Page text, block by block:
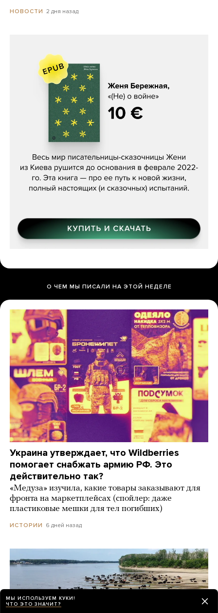
НОВОСТИ 2 дня назад
Женя Бережная, «(Не) о войне»
О ЧЕМ МЫ ПИСАЛИ НА ЭТОЙ НЕДЕЛЕ
Украина утверждает, что Wildberries
помогает снабжать армию РФ. Это
действительно так?
«Медуза» изучила, какие товары заказывают для
фронта на маркетплейсах (спойлер: даже
пластиковые мешки для тел погибших)
ИСТОРИИ 6 дней назад
МЫ ИСПОЛЬЗУЕМ КУКИ!
ЧТО ЭТО ЗНАЧИТ?